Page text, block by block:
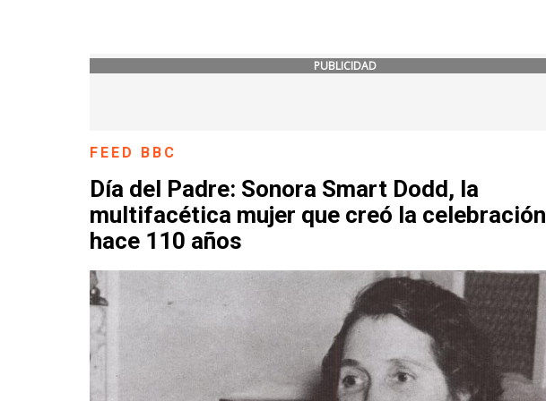
PUBLICIDAD
FEED BBC
Día del Padre: Sonora Smart Dodd, la
multifacética mujer que creó la celebración
hace 110 años